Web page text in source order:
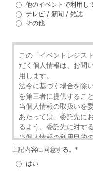
他のイベントで利用し
テレビ / 新聞 / 雑誌
その他
この「イベントレジス
だく個人情報は、お問
用します。
法令に基づく場合を除
を第三者に提供するこ
当個人情報の取扱いを
あたっては、委託先に
るよう、委託先に対す
当個人情報の利用目的
たは削除、利用の停止
開示等の求めは、以下
上記内容に同意する。 *
はい